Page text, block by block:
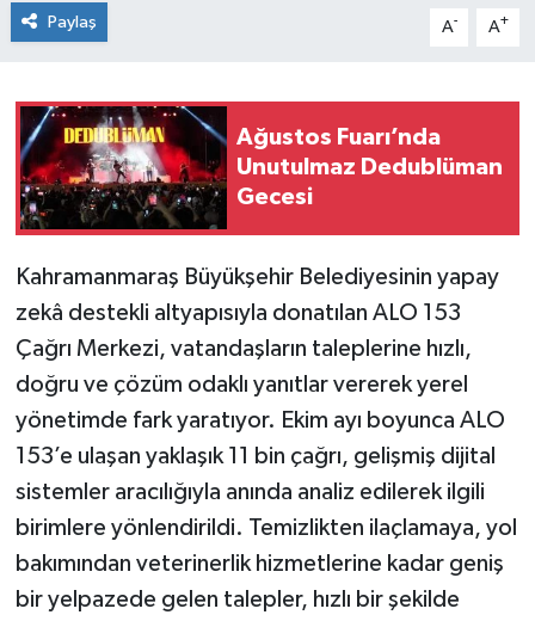
Paylaş A- A+
Ağustos Fuarı’nda
Unutulmaz Dedublüman
Gecesi
Kahramanmaraş Büyükşehir Belediyesinin yapay
zekâ destekli altyapısıyla donatılan ALO 153
Çağrı Merkezi, vatandaşların taleplerine hızlı,
doğru ve çözüm odaklı yanıtlar vererek yerel
yönetimde fark yaratıyor. Ekim ayı boyunca ALO
153’e ulaşan yaklaşık 11 bin çağrı, gelişmiş dijital
sistemler aracılığıyla anında analiz edilerek ilgili
birimlere yönlendirildi. Temizlikten ilaçlamaya, yol
bakımından veterinerlik hizmetlerine kadar geniş
bir yelpazede gelen talepler, hızlı bir şekilde